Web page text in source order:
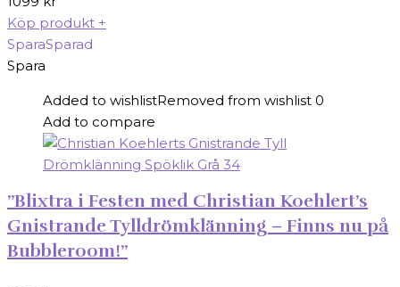
Köp produkt +
SparaSparad
Spara
Added to wishlistRemoved from wishlist 0
Add to compare
”Blixtra i Festen med Christian Koehlert’s
Gnistrande Tylldrömklänning – Finns nu på
Bubbleroom!”